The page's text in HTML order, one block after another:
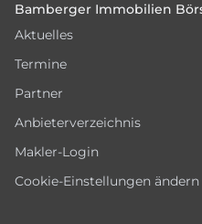
Bamberger Immobilien
Aktuelles
Termine
Partner
Anbieterverzeichnis
Makler-Login
Cookie-Einstellungen ändern